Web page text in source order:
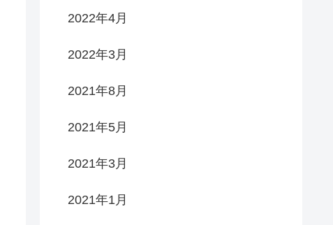
2022年4月
2022年3月
2021年8月
2021年5月
2021年3月
2021年1月